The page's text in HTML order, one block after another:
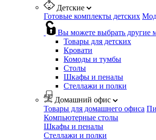
Детские
Готовые комплекты детских
Вы можете выбрать другие
Товары для детских
Кровати
Комоды и тумбы
Столы
Шкафы и пеналы
Стеллажи и полки
Домашний офис
Товары для домашнего офиса
Компьютерные столы
Шкафы и пеналы
Стеллажи и полки